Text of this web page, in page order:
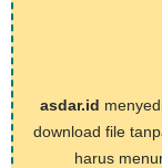
asdar.id
download file
harus